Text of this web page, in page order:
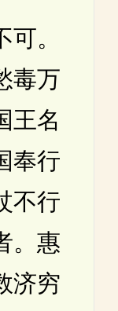
。
毒万
王名
奉行
不行
。惠
济穷